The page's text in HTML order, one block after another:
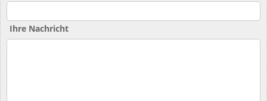
Ihre Nachricht